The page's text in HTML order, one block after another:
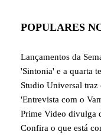
POPULARES
Lançamentos da
'Sintonia' e a quarta
Studio Universal traz
'Entrevista com o
Prime Video divulga
Confira o que está